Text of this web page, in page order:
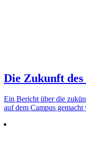
Die Zukunft des
Ein Bericht über die
auf dem Campus gemacht